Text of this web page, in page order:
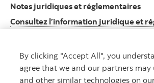
Notes juridiques et réglementaires
Consultez l’information juridique et
By clicking "Accept All", you
agree that we and our partners may
and other similar technologies on